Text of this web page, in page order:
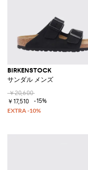
BIRKENSTOCK
サンダル メンズ
￥20,600
￥17,510
-15%